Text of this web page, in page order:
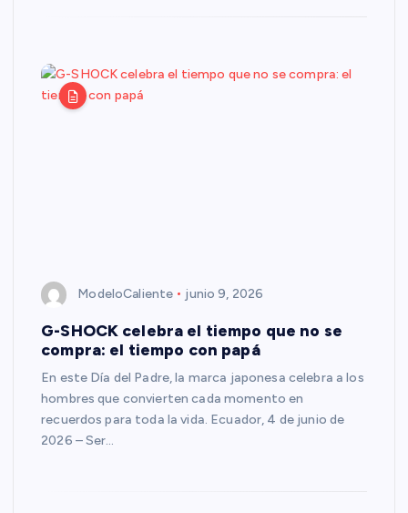
ModeloCaliente junio 9, 2026
G-SHOCK celebra el tiempo que no se
compra: el tiempo con papá
En este Día del Padre, la marca japonesa celebra a los
hombres que convierten cada momento en
recuerdos para toda la vida. Ecuador, 4 de junio de
2026 – Ser…